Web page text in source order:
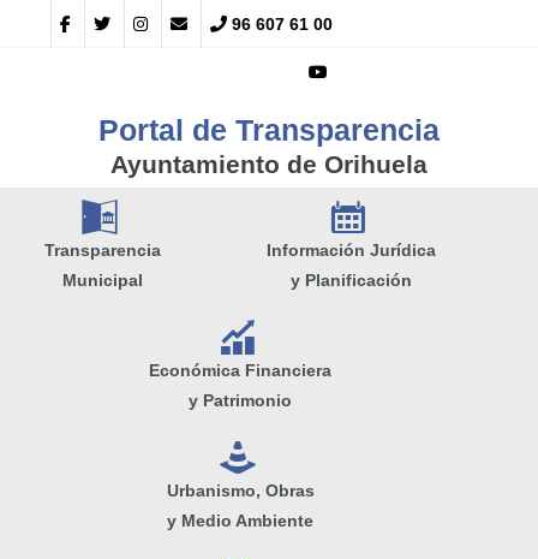
96 607 61 00
Portal de Transparencia
Ayuntamiento de Orihuela
A
Transparencia
Municipal
E
Información Jurídica
y Planificación
Q
Económica Financiera
y Patrimonio
e
Urbanismo, Obras
y Medio Ambiente